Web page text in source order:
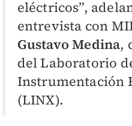
eléctricos”,
entrevista con
Gustavo Medina,
del Laboratorio
Instrumentación
(LINX).